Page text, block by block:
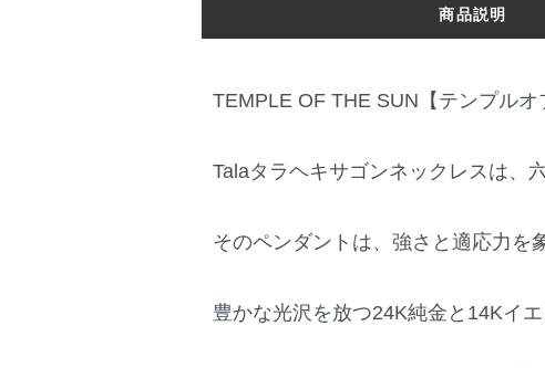
商品説明
TEMPLE OF THE SUN【テンプルオ
Talaタラヘキサゴンネックレスは、
そのペンダントは、強さと適応力を
豊かな光沢を放つ24K純金と14Kイ